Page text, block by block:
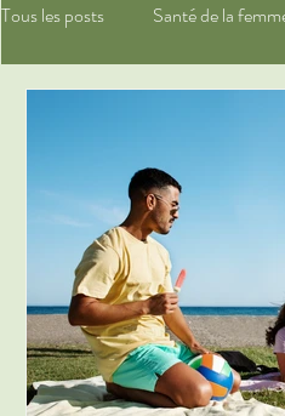
Tous les posts Santé de la